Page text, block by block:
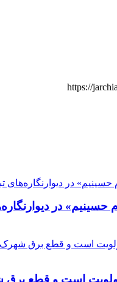
https://
در
اولویت است و قطع